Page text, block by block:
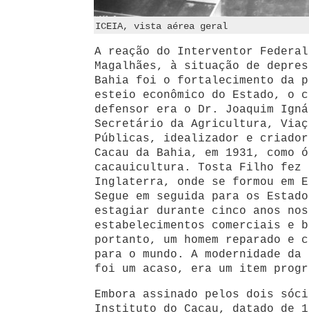
ICEIA, vista aérea geral
A reação do Interventor
Magalhães, à situação de
Bahia foi o fortalecimento da
esteio econômico do Estado, o
defensor era o Dr. Joaquim
Secretário da Agricultura,
Públicas, idealizador e
Cacau da Bahia, em 1931, como
cacauicultura. Tosta Filho fez
Inglaterra, onde se formou em
Segue em seguida para os
estagiar durante cinco anos
estabelecimentos comerciais e
portanto, um homem reparado e
para o mundo. A modernidade
foi um acaso, era um item
Embora assinado pelos dois
Instituto do Cacau, datado de